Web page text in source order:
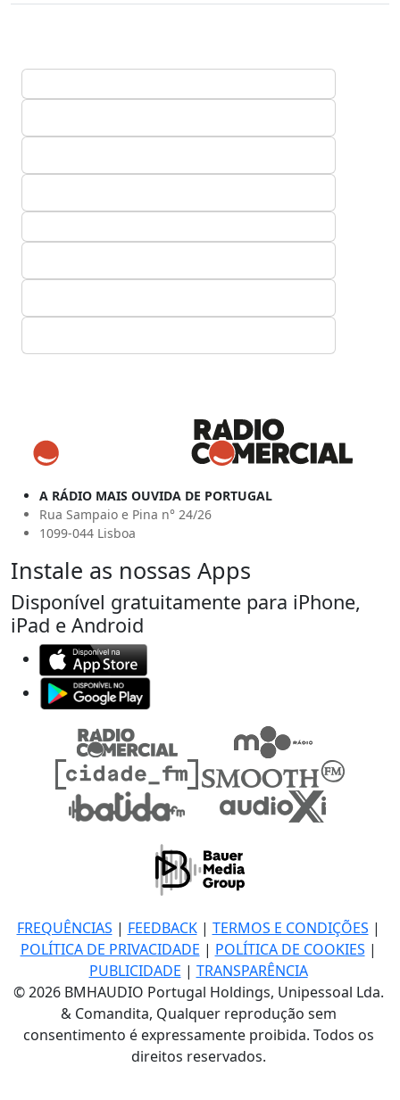
A RÁDIO MAIS OUVIDA DE PORTUGAL
Rua Sampaio e Pina n° 24/26
1099-044 Lisboa
Instale as nossas Apps
Disponível gratuitamente para iPhone,
iPad e Android
FREQUÊNCIAS | FEEDBACK| TERMOS E CONDIÇÕES |
POLÍTICA DE PRIVACIDADE | POLÍTICA DE COOKIES |
PUBLICIDADE | TRANSPARÊNCIA
© 2026 BMHAUDIO Portugal Holdings, Unipessoal Lda.
& Comandita, Qualquer reprodução sem
consentimento é expressamente proibida. Todos os
direitos reservados.